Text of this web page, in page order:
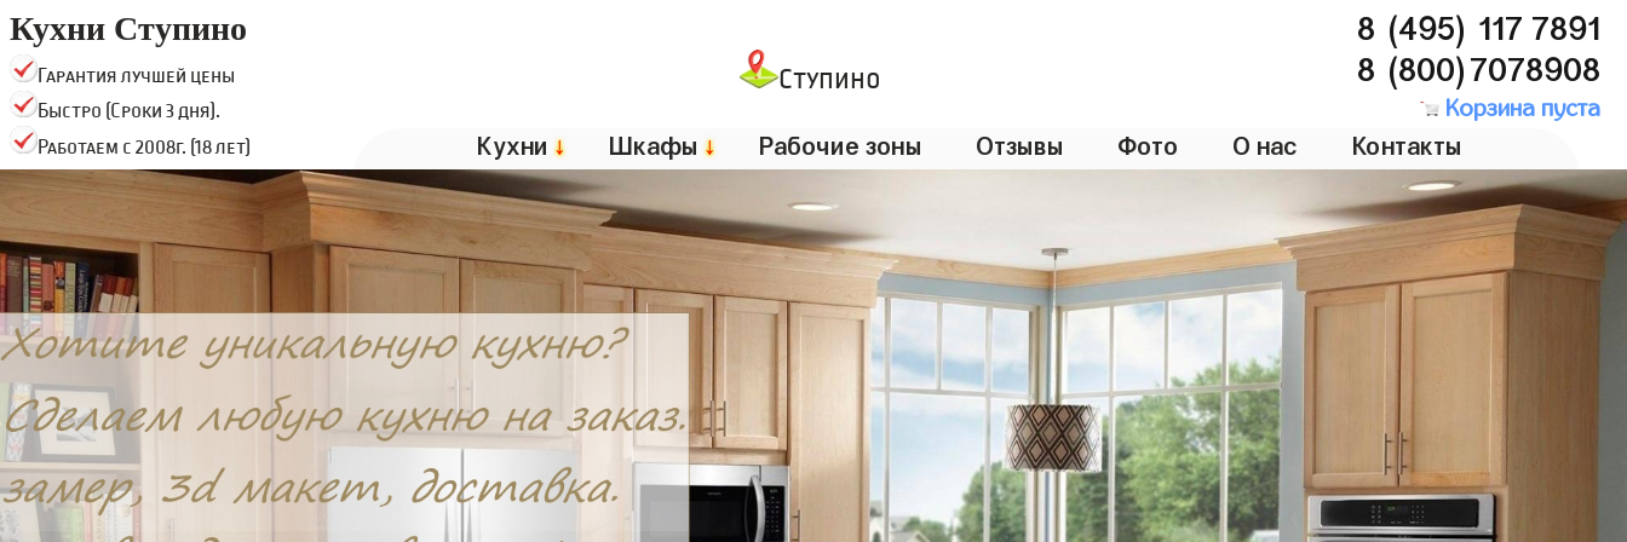
Кухни Ступино
Гарантия лучшей цены
Быстро (Сроки 3 дня).
Работаем с 2008г. (18 лет)
Ступино
8 (495) 117 7891
8 (800)7078908
Корзина пуста
Кухни ↓ Шкафы ↓ Рабочие зоны Отзывы Фото О нас Контакты